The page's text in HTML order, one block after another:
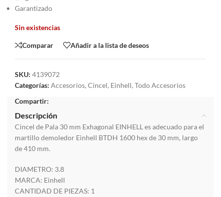
Garantizado
Sin existencias
Comparar Añadir a la lista de deseos
SKU: 4139072
Categorías: Accesorios, Cincel, Einhell, Todo Accesorios
Compartir:
Descripción
Cincel de Pala 30 mm Exhagonal EINHELL es adecuado para el
martillo demoledor Einhell BTDH 1600 hex de 30 mm, largo
de 410 mm.
DIAMETRO: 3.8
MARCA: Einhell
CANTIDAD DE PIEZAS: 1